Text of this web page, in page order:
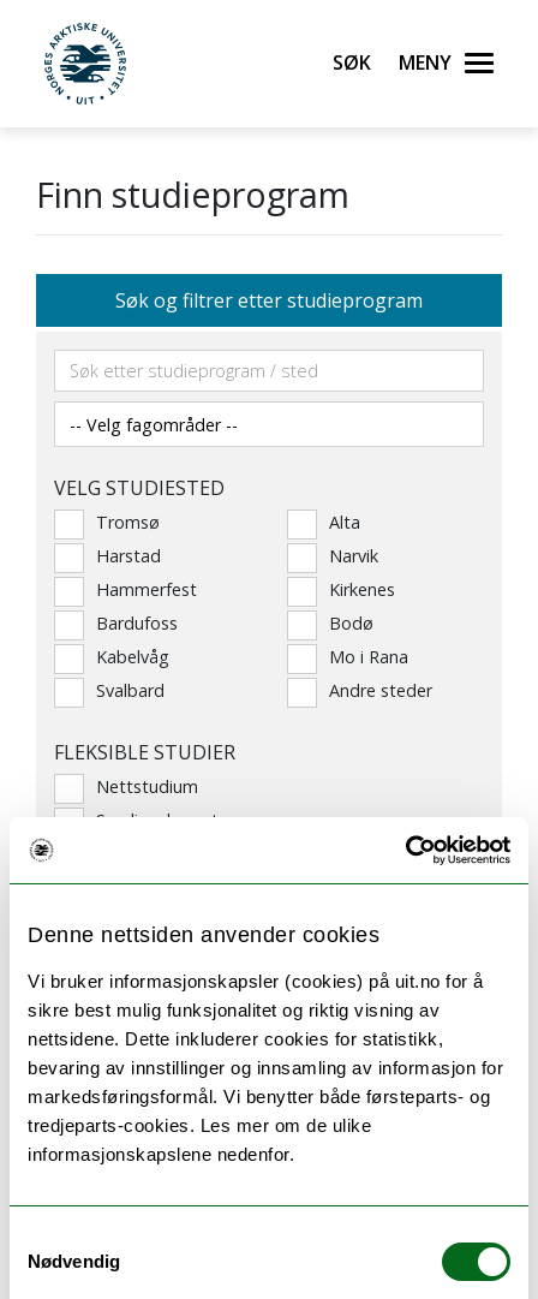
Denne nettsiden anvender cookies
Vi bruker informasjonskapsler (cookies) på uit.no for å
sikre best mulig funksjonalitet og riktig visning av
nettsidene. Dette inkluderer cookies for statistikk,
bevaring av innstillinger og innsamling av informasjon for
markedsføringsformål. Vi benytter både førsteparts- og
tredjeparts-cookies. Les mer om de ulike
informasjonskapslene nedenfor.
Nødvendig
UiT Norges arktiske universitet
Søk Meny
Finn studieprogram
Søk og filtrer etter studieprogram
VELG STUDIESTED
Tromsø
Alta
Harstad
Narvik
Hammerfest
Kirkenes
Bardufoss
Bodø
Kabelvåg
Mo i Rana
Svalbard
Andre steder
FLEKSIBLE STUDIER
Nettstudium
Samlingsbasert
Bachelorprogram (3–4 år)
Masterprogram (1 1/2–2 år)
Masterprogram (5 år)
Årsstudier
Profesjonsstudier (6 år)
Ph.d.-grader (3 år)
Øvrige studier